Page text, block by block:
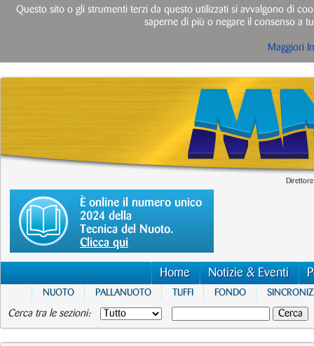
È online il numero unico
2024 della
Tecnica del Nuoto.
Clicca qui
Home Notizie & Eventi
NUOTO PALLANUOTO TUFFI FONDO
Cerca tra le sezioni:
Questo sito o gli strumenti terzi da questo utilizzati si avvalgono di
saperne di più o negare il consenso a
Maggiori